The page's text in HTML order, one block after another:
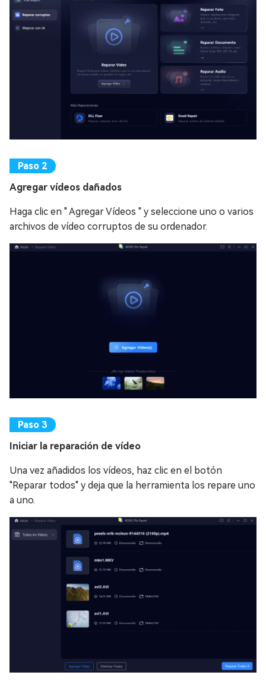
Agregar vídeos dañados
Haga clic en " Agregar Vídeos " y seleccione uno o varios
archivos de vídeo corruptos de su ordenador.
Iniciar la reparación de vídeo
Una vez añadidos los vídeos, haz clic en el botón
"Reparar todos" y deja que la herramienta los repare uno
a uno.